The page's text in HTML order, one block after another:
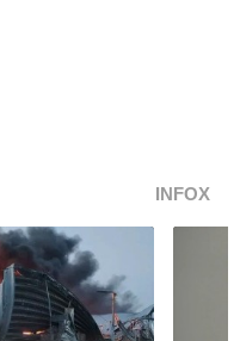
INFOX